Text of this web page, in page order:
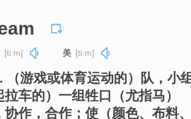
[tiːm] 美 [tiːm]
（游戏或体育运动的）队，小
拉车的）一组牲口（尤指马）
协作，合作；使（颜色、布料